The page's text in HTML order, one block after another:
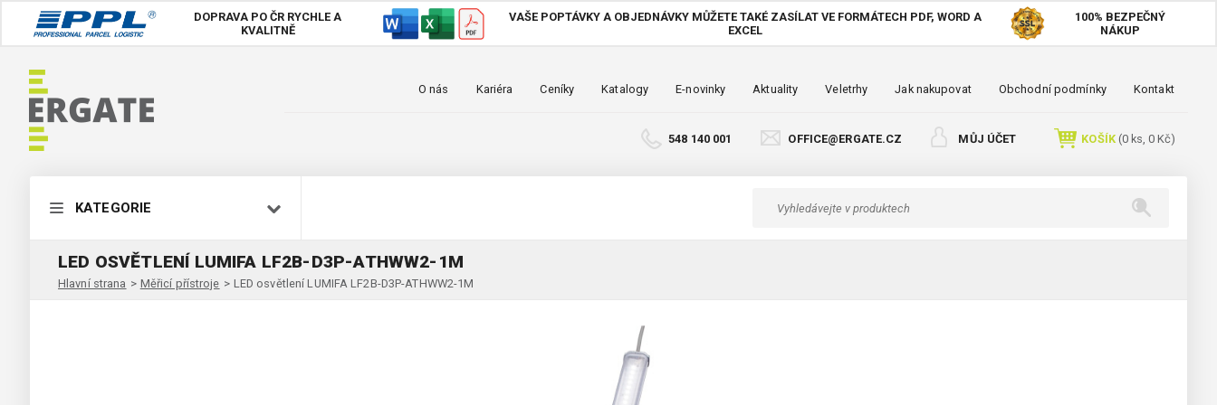
DOPRAVA PO ČR RYCHLE A
KVALITNĚ
VAŠE POPTÁVKY A OBJEDNÁVKY MŮŽETE TAKÉ ZASÍLAT VE FORMÁTECH PDF, WORD A
EXCEL
100% BEZPEČNÝ
NÁKUP
O nás Kariéra Ceníky Katalogy E-novinky Aktuality Veletrhy Jak nakupovat Obchodní podmínky Kontakt
548 140 001 OFFICE@ERGATE.CZ MŮJ ÚČET KOŠÍK(0ks, 0 Kč)
KATEGORIE
LED OSVĚTLENÍ LUMIFA LF2B-D3P-ATHWW2-1M
Hlavní strana > Měřicí přístroje > LED osvětlení LUMIFA LF2B-D3P-ATHWW2-1M